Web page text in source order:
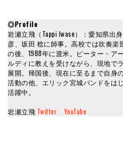
◎Profile
岩瀬立飛（Tappi Iwase）：愛知県出
彦、坂田 稔に師事。高校では吹奏楽
の後、1988年に渡米。ピーター・ア
ルディに教えを受けながら、現地で
展開。帰国後、現在に至るまで自身
活動の他、エリック宮城バンドをは
活躍中。
岩瀬立飛 Twitter YouTube